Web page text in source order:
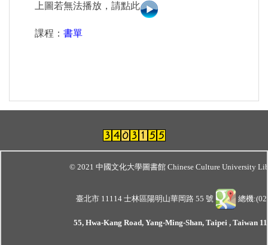
上圖若無法播放，請點此
課程： 書單
© 2021 中國文化大學圖書館 Chinese Culture University
臺北市 11114 士林區陽明山華岡路 55 號 總機
55, Hwa-Kang Road, Yang-Ming-Shan, Taipei , Taiwan